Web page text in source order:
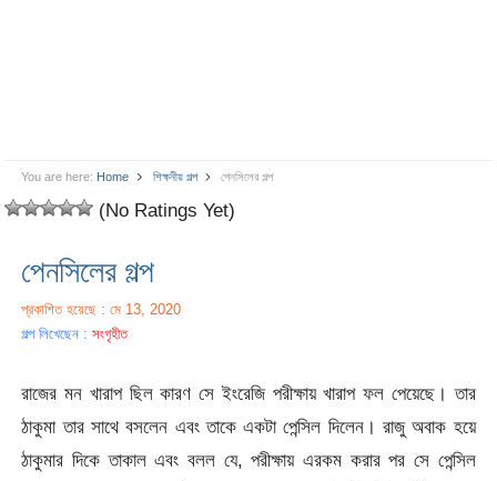
You are here: Home শিক্ষনীয় গল্প পেনসিলের গল্প
(No Ratings Yet)
পেনসিলের গল্প
প্রকাশিত হয়েছে : মে 13, 2020
গল্প লিখেছেন :সংগৃহীত
রাজের মন খারাপ ছিল কারণ সে ইংরেজি পরীক্ষায় খারাপ ফল পেয়েছে। তার
ঠাকুমা তার সাথে বসলেন এবং তাকে একটা পেন্সিল দিলেন। রাজু অবাক হয়ে
ঠাকুমার দিকে তাকাল এবং বলল যে, পরীক্ষায় এরকম করার পর সে পেন্সিল